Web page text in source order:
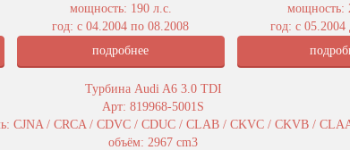
мощность: 190 л.с.
год: с 04.2004 по 08.2008
подробнее
мощность:
год: с 05.2004
Турбина Audi A6 3.0 TDI
Арт: 819968-5001S
CJNA / CRCA / CDVC / CDUC / CLAB / CKVC / CKVB /
объём: 2967 cm3